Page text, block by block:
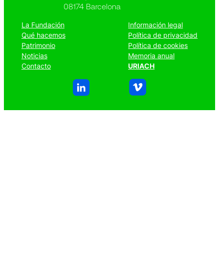
08174 Barcelona
La Fundación
Qué hacemos
Patrimonio
Noticias
Contacto
Información legal
Política de privacidad
Política de cookies
Memoria anual
URIACH